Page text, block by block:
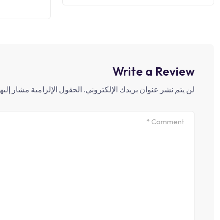
Write a Review
لن يتم نشر عنوان بريدك الإلكتروني. الحقول الإلزامية مشار